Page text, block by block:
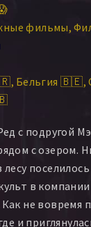
Hagyuó
фильмы
Бельгия 🇧🇪
с подругой
с озером.
поселилось
в компании
не вовремя
и